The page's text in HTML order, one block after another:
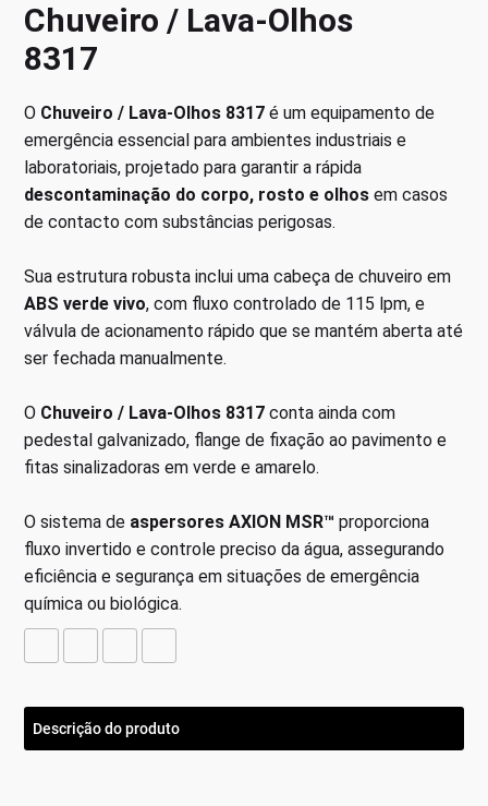
Chuveiro / Lava-Olhos
8317
O Chuveiro / Lava-Olhos 8317 é um equipamento de
emergência essencial para ambientes industriais e
laboratoriais, projetado para garantir a rápida
descontaminação do corpo, rosto e olhos em casos
de contacto com substâncias perigosas.
Sua estrutura robusta inclui uma cabeça de chuveiro em
ABS verde vivo, com fluxo controlado de 115 lpm, e
válvula de acionamento rápido que se mantém aberta até
ser fechada manualmente.
O Chuveiro / Lava-Olhos 8317 conta ainda com
pedestal galvanizado, flange de fixação ao pavimento e
fitas sinalizadoras em verde e amarelo.
O sistema de aspersores AXION MSR™ proporciona
fluxo invertido e controle preciso da água, assegurando
eficiência e segurança em situações de emergência
química ou biológica.
Descrição do produto